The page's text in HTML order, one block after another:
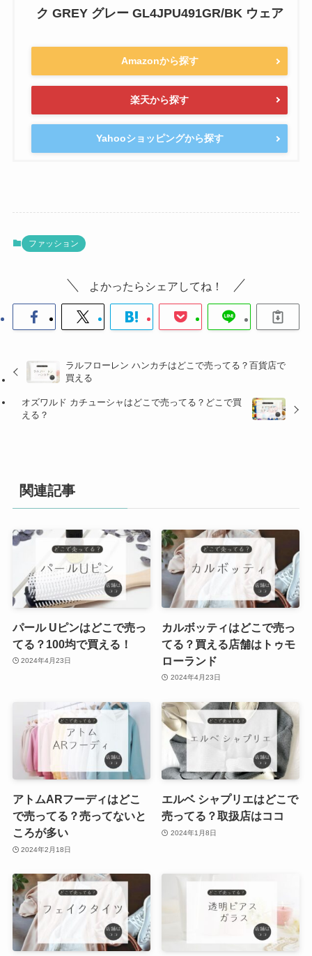
ク GREY グレー GL4JPU491GR/BK ウェア
Amazonから探す
楽天から探す
Yahooショッピングから探す
ファッション
よかったらシェアしてね！
ラルフローレン ハンカチはどこで売ってる？百貨店で
買える
オズワルド カチューシャはどこで売ってる？どこで買
える？
関連記事
パール Uピンはどこで売っ
てる？100均で買える！
2024年4月23日
カルボッティはどこで売っ
てる？買える店舗はトゥモ
ローランド
2024年4月23日
アトムARフーディはどこ
で売ってる？売ってないと
ころが多い
2024年2月18日
エルベ シャプリエはどこで
売ってる？取扱店はココ
2024年1月8日